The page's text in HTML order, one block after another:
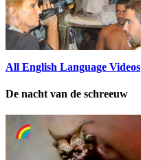
All English Language Videos
De nacht van de schreeuw